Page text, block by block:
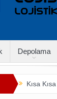
Depolama
Kısa Kısa